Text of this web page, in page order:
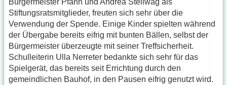
Stiftungsratsmitglieder, freuten sich sehr über die
Verwendung der Spende. Einige Kinder spielten während
der Übergabe bereits eifrig mit bunten Bällen, selbst der
Bürgermeister überzeugte mit seiner Treffsicherheit.
Schulleiterin Ulla Nerreter bedankte sich sehr für das
Spielgerät, das bereits seit Errichtung durch den
gemeindlichen Bauhof, in den Pausen eifrig genutzt wird.